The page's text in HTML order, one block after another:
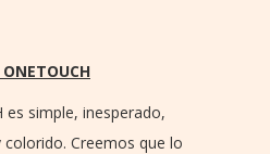
es simple, inesperado,
Creemos que lo